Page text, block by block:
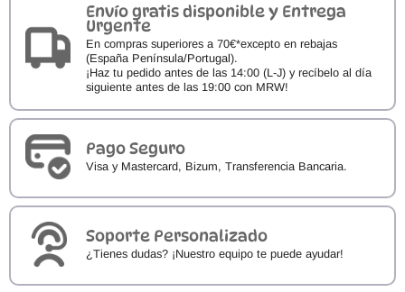
Envío gratis disponible y Entrega
Urgente
En compras superiores a 70€*excepto en rebajas
(España Península/Portugal).
¡Haz tu pedido antes de las 14:00 (L-J) y recíbelo al día
siguiente antes de las 19:00 con MRW!
Pago Seguro
Visa y Mastercard, Bizum, Transferencia Bancaria.
Soporte Personalizado
¿Tienes dudas? ¡Nuestro equipo te puede ayudar!